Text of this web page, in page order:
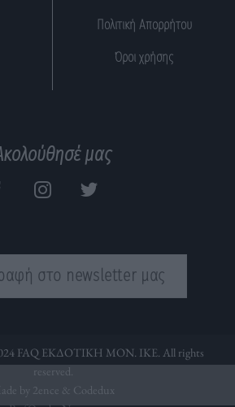
Πολιτική Απορρήτου
Όροι χρήσης
μας
στο newsletter μας
FAQ ΕΚΔΟΤΙΚΗ ΜΟΝ. ΙΚΕ. All rights
reserved.
by 2ence & Codedux